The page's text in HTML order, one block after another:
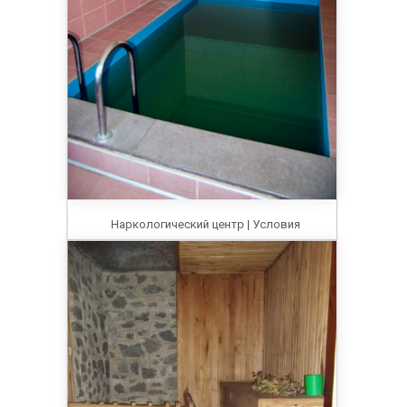
Наркологический центр | Условия